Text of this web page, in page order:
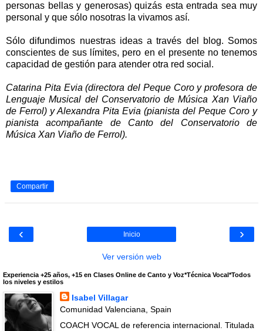
personas bellas y generosas) quizás esta entrada sea muy
personal y que sólo nosotras la vivamos así.
Sólo difundimos nuestras ideas a través del blog. Somos
conscientes de sus límites, pero en el presente no tenemos
capacidad de gestión para atender otra red social.
Catarina Pita Evia (directora del Peque Coro y profesora de
Lenguaje Musical del Conservatorio de Música Xan Viaño
de Ferrol) y Alexandra Pita Evia (pianista del Peque Coro y
pianista acompañante de Canto del Conservatorio de
Música Xan Viaño de Ferrol).
Compartir
‹ ›
Inicio
Ver versión web
Experiencia +25 años, +15 en Clases Online de Canto y Voz*Técnica Vocal*Todos
los niveles y estilos
Isabel Villagar
Comunidad Valenciana, Spain
COACH VOCAL de referencia internacional. Titulada